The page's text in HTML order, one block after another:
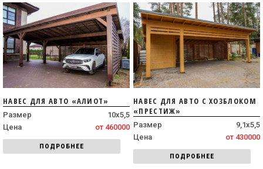
НАВЕС ДЛЯ АВТО «АЛИОТ»
Размер
10х5,5
Цена
от 460000
ПОДРОБНЕЕ
НАВЕС ДЛЯ АВТО С ХОЗБЛОКОМ
«ПРЕСТИЖ»
Размер
9,1х5,5
Цена
от 430000
ПОДРОБНЕЕ